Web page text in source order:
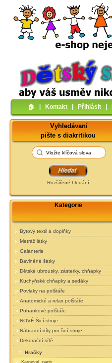
🏠︎ Kontakt Přihlásit
Vyhledávaní
pište s diakritikou
Rozšířené hledání
Kategorie
Bytový textil a doplňky
Metráž látky
Galanterie
Bavlněné šátky
Dětské ubrousky, zásterky, chňapky
Kuchyňské chňapky a sedáky
Povlaky na polštáře
Anatomické a relax polštáře
Pohankové polštáře
NOVÉ Šicí stroje
Náhradní díly pro šicí stroje
Dekorační sítě
Hračky
Karneval, party